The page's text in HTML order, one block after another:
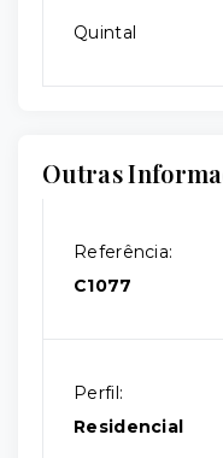
Quintal
Outras
Referência:
C1077
Perfil:
Residencial